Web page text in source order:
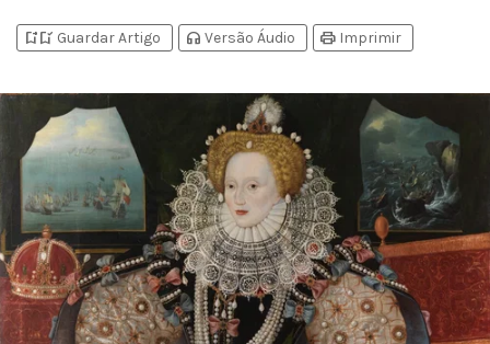
bookmark_addbookmark_added Guardar Artigo headphones Versão Áudio print Imprimir